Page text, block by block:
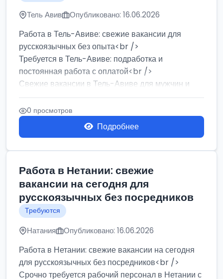
Тель Авив Опубликовано: 16.06.2026
Работа в Тель-Авиве: свежие вакансии для
русскоязычных без опыта<br />
Требуется в Тель-Авиве: подработка и
постоянная работа с оплатой<br />
Свежие вакансии в Тель-Авиве для мужчин и
женщин от хозя...
0 просмотров
Подробнее
Работа в Нетании: свежие
вакансии на сегодня для
русскоязычных без посредников
Требуются
Натания Опубликовано: 16.06.2026
Работа в Нетании: свежие вакансии на сегодня
для русскоязычных без посредников<br />
Срочно требуется рабочий персонал в Нетании с